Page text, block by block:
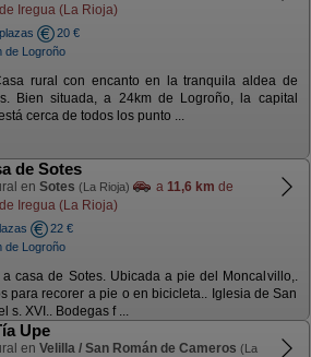
Iregua (La Rioja)
20 €
de Logroño
rural con encanto en la tranquila aldea de
Bien situada, a 24km de Logroño, la capital
cerca de todos los punto ...
de Sotes
en Sotes (La Rioja) a 11,6 km de
Iregua (La Rioja)
22 €
de Logroño
a casa de Sotes. Ubicada a pie del Moncalvillo,.
para recorer a pie o en bicicleta.. Iglesia de San
s. XVI.. Bodegas f ...
Upe
en Velilla / San Román de Cameros (La